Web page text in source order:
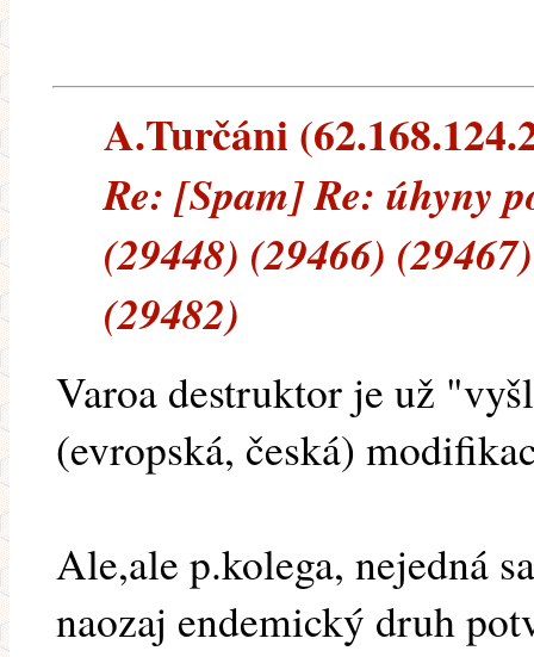
A.Turčáni
Re: [Spam] Re: úhyny
(29448) (29466)
(29482)
Varoa destruktor je už
(evropská, česká)
Ale,ale p.kolega, nejedná
naozaj endemický druh